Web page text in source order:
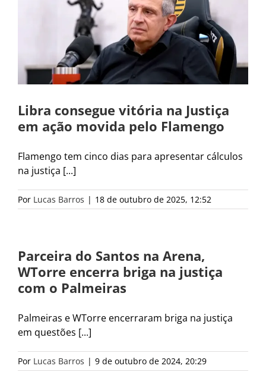
Libra consegue vitória na Justiça
em ação movida pelo Flamengo
Flamengo tem cinco dias para apresentar cálculos
na justiça [...]
Por Lucas Barros | 18 de outubro de 2025, 12:52
Parceira do Santos na Arena,
WTorre encerra briga na justiça
com o Palmeiras
Palmeiras e WTorre encerraram briga na justiça
em questões [...]
Por Lucas Barros | 9 de outubro de 2024, 20:29